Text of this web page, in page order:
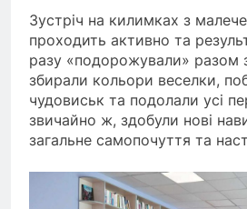
Зустріч на килимках з
проходить активно та
разу «подорожували» разом
збирали кольори веселки,
чудовиськ та подолали усі
звичайно ж, здобули нові
загальне самопочуття та